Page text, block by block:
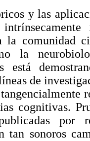
y las
la comunidad
la
está
de
cognitivas.
por
tan sonoros